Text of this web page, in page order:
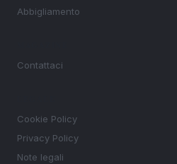
Abbigliamento
Contattaci
Cookie Policy
Privacy Policy
Note legali